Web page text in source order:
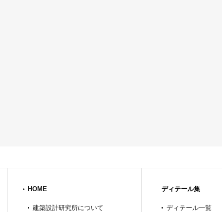
HOME
建築設計研究所について
ディテール集
ディテール一覧